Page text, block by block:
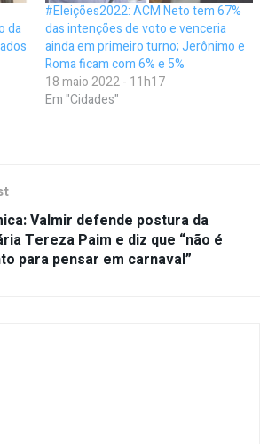
da
#Eleições2022: ACM Neto tem 67%
das intenções de voto e venceria
ainda em primeiro turno; Jerônimo e
Roma ficam com 6% e 5%
18 maio 2022 - 11h17
Em "Cidades"
Valmir defende postura da
Tereza Paim e diz que “não é
para pensar em carnaval”